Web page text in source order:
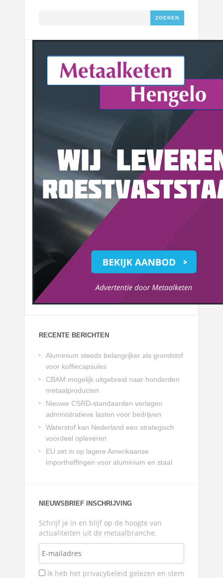
RECENTE BERICHTEN
Aluminium steeds belangrijker als grondstof
voor koffiecapsules
CBAM mogelijk uitgebreid naar honderden
metaalproducten
Nieuwe CSRD-standaarden verlagen
administratieve lasten voor bedrijven
Waterstof kan Nederland een strategisch
voordeel opleveren
EU zet in op lagere Amerikaanse
importheffingen voor aluminium en staal
NIEUWSBRIEF INSCHRIJVING
Schrijf je in en blijf op de hoogte van
actualiteiten uit de metaalbranche.
Ik heb het privacybeleid gelezen en stem